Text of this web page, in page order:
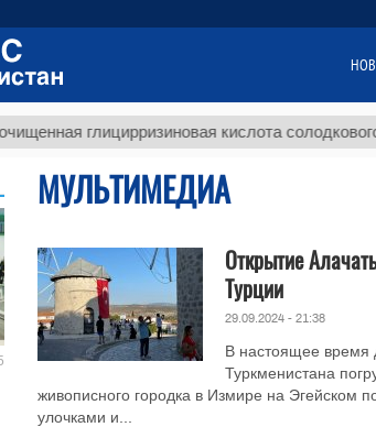
глицирризиновая кислота солодкового
МУЛЬТИМЕДИА
Открытие
Турции
29.09.2024 - 21:38
В настоящее время
Туркменистана
живописного городка в Измире на Эгейском
улочками и...